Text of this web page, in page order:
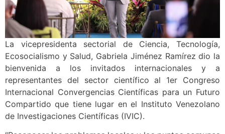
La vicepresidenta sectorial de Ciencia, Tecnología,
Ecosocialismo y Salud, Gabriela Jiménez Ramírez dio la
bienvenida a los invitados internacionales y a
representantes del sector científico al 1er Congreso
Internacional Convergencias Científicas para un Futuro
Compartido que tiene lugar en el Instituto Venezolano
de Investigaciones Científicas (IVIC).